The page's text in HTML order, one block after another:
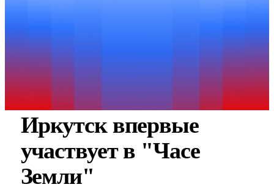
Иркутск впервые
участвует в "Часе
Земли"